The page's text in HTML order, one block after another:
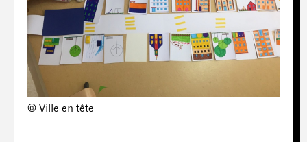
© Ville en tête